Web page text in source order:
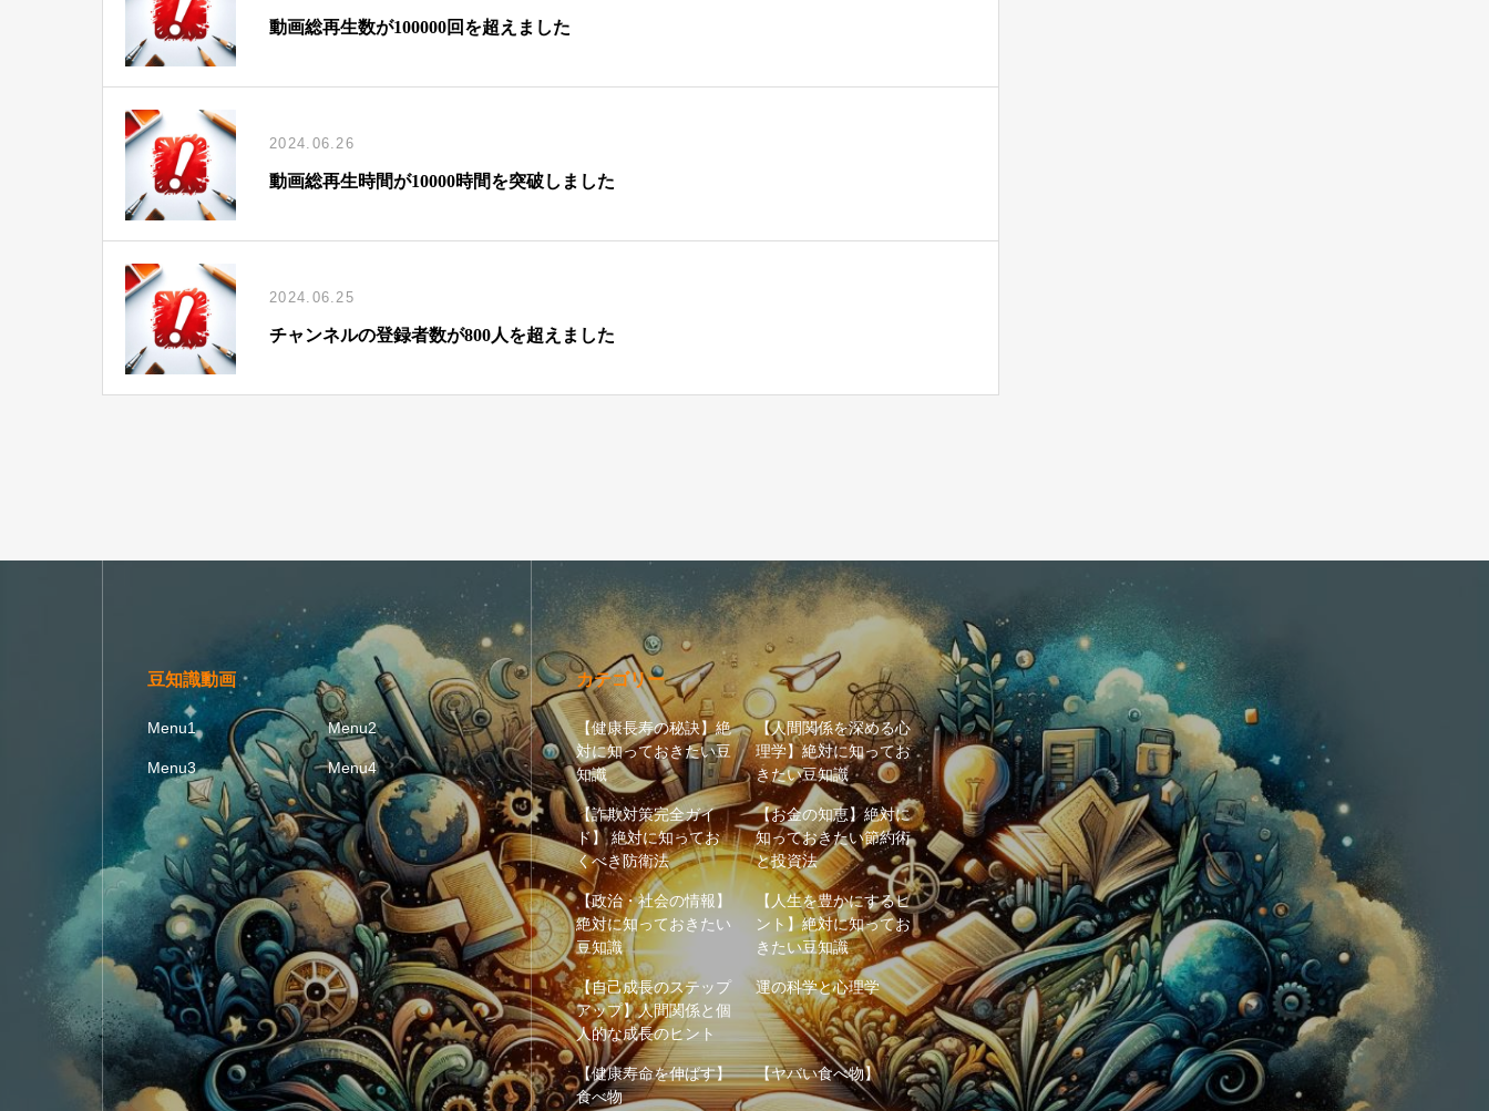
動画総再生数が100000回を超えました
2024.06.26
動画総再生時間が10000時間を突破しました
2024.06.25
チャンネルの登録者数が800人を超えました
豆知識動画
Menu1 Menu2
Menu3 Menu4
カテゴリー
【健康長寿の秘訣】絶
対に知っておきたい豆
知識
【人間関係を深める心
理学】絶対に知ってお
きたい豆知識
【詐欺対策完全ガイ
ド】 絶対に知ってお
くべき防衛法
【お金の知恵】絶対に
知っておきたい節約術
と投資法
【政治・社会の情報】
絶対に知っておきたい
豆知識
【人生を豊かにするヒ
ント】絶対に知ってお
きたい豆知識
【自己成長のステップ
アップ】人間関係と個
人的な成長のヒント
運の科学と心理学
【健康寿命を伸ばす】
食べ物
【ヤバい食べ物】